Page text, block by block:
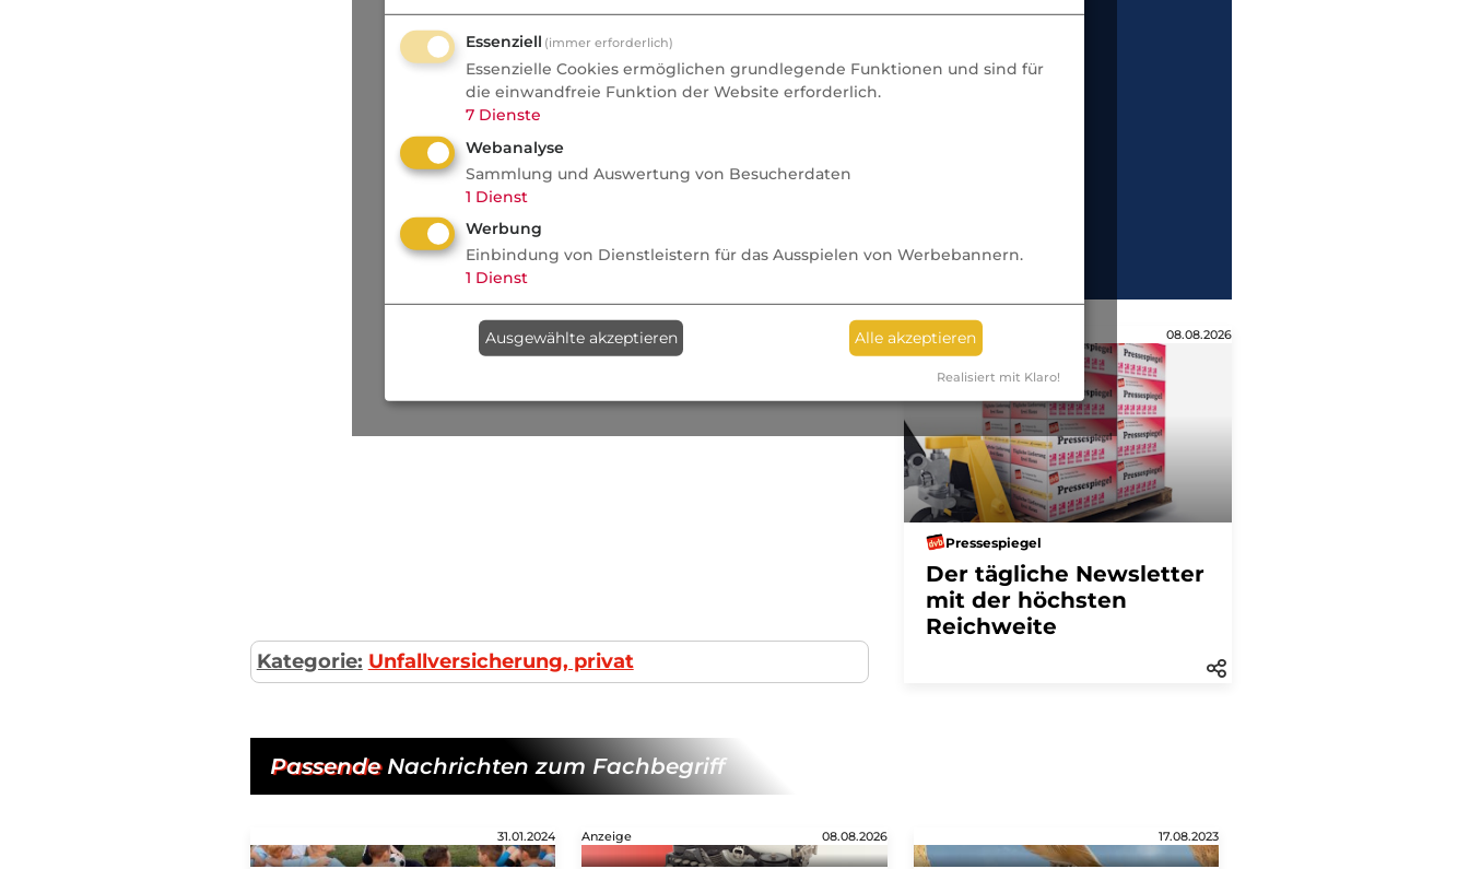
Kategorie: Unfallversicherung, privat
Anzeige 08.08.2026
Pressespiegel
Der tägliche Newsletter
mit der höchsten
Reichweite
PassendeNachrichten zum Fachbegriff
31.01.2024 Anzeige 08.08.2026 17.08.2023
Essenziell (immer erforderlich)
Essenzielle Cookies ermöglichen grundlegende Funktionen und sind für
die einwandfreie Funktion der Website erforderlich.
7 Dienste
Webanalyse
Sammlung und Auswertung von Besucherdaten
1 Dienst
Werbung
Einbindung von Dienstleistern für das Ausspielen von Werbebannern.
1 Dienst
Ausgewählte akzeptieren Alle akzeptieren
Realisiert mit Klaro!